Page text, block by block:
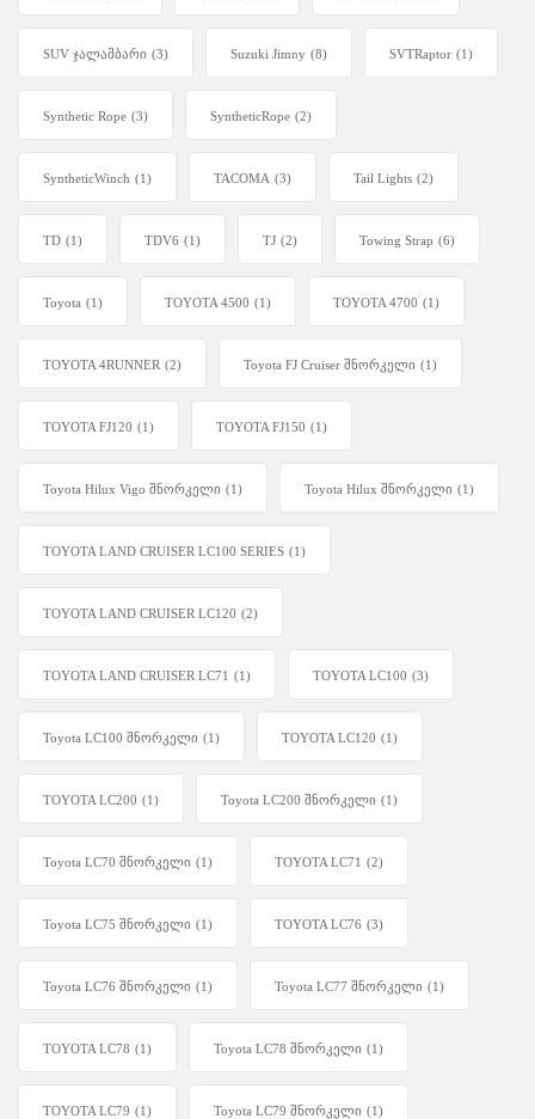
SUV ჯალამბარი (3) Suzuki Jimny (8) SVTRaptor (1)
Synthetic Rope (3) SyntheticRope (2)
SyntheticWinch (1) TACOMA (3) Tail Lights (2)
TD (1) TDV6 (1) TJ (2) Towing Strap (6)
Toyota (1) TOYOTA 4500 (1) TOYOTA 4700 (1)
TOYOTA 4RUNNER (2) Toyota FJ Cruiser შნორკელი (1)
TOYOTA FJ120 (1) TOYOTA FJ150 (1)
Toyota Hilux Vigo შნორკელი (1) Toyota Hilux შნორკელი (1)
TOYOTA LAND CRUISER LC100 SERIES (1)
TOYOTA LAND CRUISER LC120 (2)
TOYOTA LAND CRUISER LC71 (1) TOYOTA LC100 (3)
Toyota LC100 შნორკელი (1) TOYOTA LC120 (1)
TOYOTA LC200 (1) Toyota LC200 შნორკელი (1)
Toyota LC70 შნორკელი (1) TOYOTA LC71 (2)
Toyota LC75 შნორკელი (1) TOYOTA LC76 (3)
Toyota LC76 შნორკელი (1) Toyota LC77 შნორკელი (1)
TOYOTA LC78 (1) Toyota LC78 შნორკელი (1)
TOYOTA LC79 (1) Toyota LC79 შნორკელი (1)